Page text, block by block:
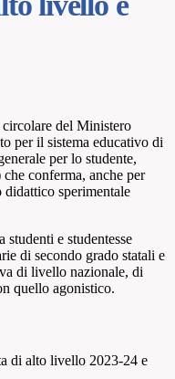
circolare del Ministero
per il sistema educativo di
per lo studente,
conferma, anche per
sperimentale
studenti e studentesse
di secondo grado statali e
di livello nazionale, di
quello agonistico.
di alto livello 2023-24 e